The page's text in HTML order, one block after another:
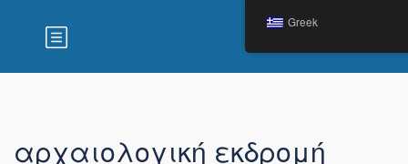
αρχαιολογική εκδρομή
Greek